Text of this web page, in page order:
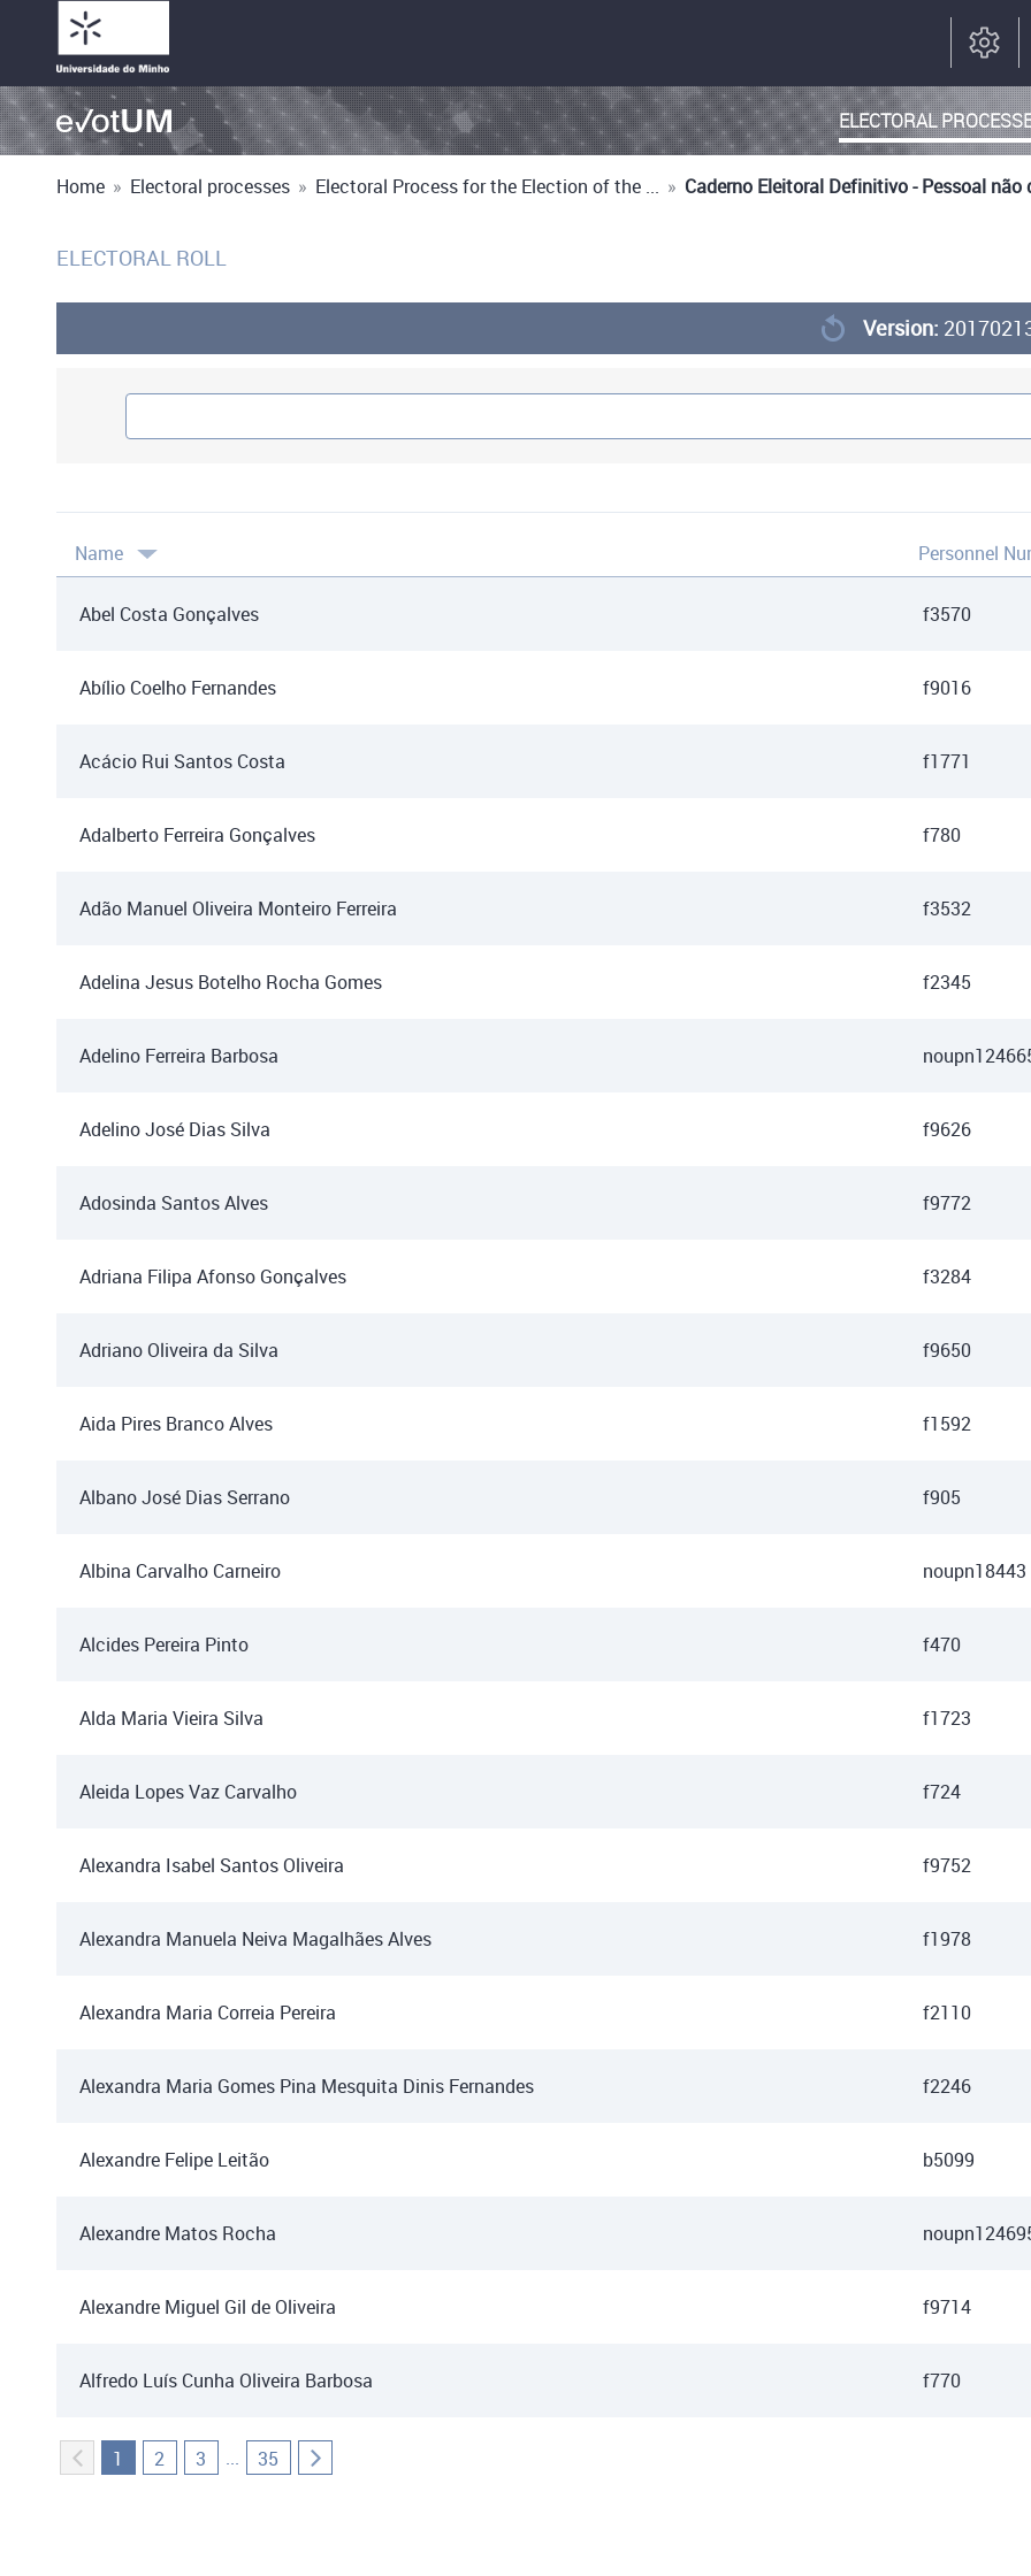
ELECTORAL
Home » Electoral processes » Electoral Process for the Election of the ... » Caderno Eleitoral Definitivo - Pessoal
ELECTORAL ROLL
Version:
Name Personnel
Abel Costa Gonçalves f3570
Abílio Coelho Fernandes f9016
Acácio Rui Santos Costa f1771
Adalberto Ferreira Gonçalves f780
Adão Manuel Oliveira Monteiro Ferreira f3532
Adelina Jesus Botelho Rocha Gomes f2345
Adelino Ferreira Barbosa
Adelino José Dias Silva f9626
Adosinda Santos Alves f9772
Adriana Filipa Afonso Gonçalves f3284
Adriano Oliveira da Silva f9650
Aida Pires Branco Alves f1592
Albano José Dias Serrano f905
Albina Carvalho Carneiro noupn18443
Alcides Pereira Pinto f470
Alda Maria Vieira Silva f1723
Aleida Lopes Vaz Carvalho f724
Alexandra Isabel Santos Oliveira f9752
Alexandra Manuela Neiva Magalhães Alves f1978
Alexandra Maria Correia Pereira f2110
Alexandra Maria Gomes Pina Mesquita Dinis Fernandes f2246
Alexandre Felipe Leitão b5099
Alexandre Matos Rocha
Alexandre Miguel Gil de Oliveira f9714
Alfredo Luís Cunha Oliveira Barbosa f770
1 2 3 ... 35